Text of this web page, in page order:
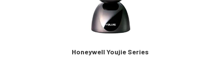
Honeywell Youjie Series